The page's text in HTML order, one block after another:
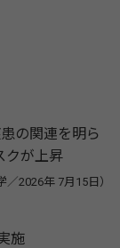
の関連を明ら
が上昇
／2026年 7月15日）
施